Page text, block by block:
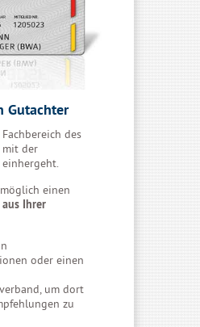
Gutachter
des
mit der
einen
Ihrer
oder einen
um dort
zu